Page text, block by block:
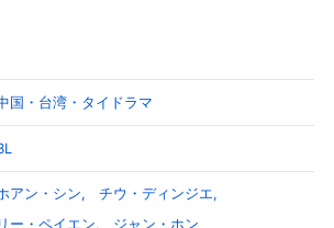
ログアウト
国・台湾・タイドラマ
アン・シン
チウ・ディンジエ
リー・ペイエン
ジャン・ホン